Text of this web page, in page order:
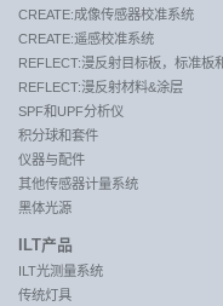
CREATE:成像传感器校准系统
CREATE:遥感校准系统
REFLECT:漫反射目标板，标准板
REFLECT:漫反射材料&涂层
SPF和UPF分析仪
积分球和套件
仪器与配件
其他传感器计量系统
黑体光源
ILT产品
ILT光测量系统
传统灯具